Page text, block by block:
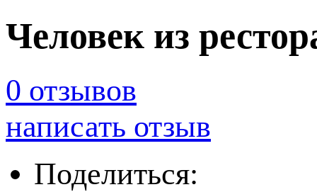
Человек из
0 отзывов
написать отзыв
Поделиться: